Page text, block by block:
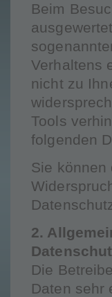
Beim
Verhaltens
nicht zu
Tools
folgenden
Sie können
2.
Die
Daten sehr